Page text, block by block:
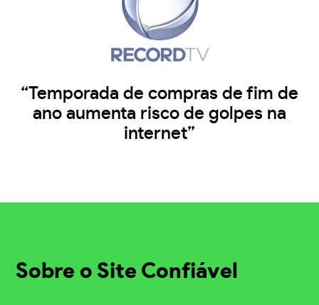
“Temporada de compras de fim de
ano aumenta risco de golpes na
internet”
Sobre o Site Confiável